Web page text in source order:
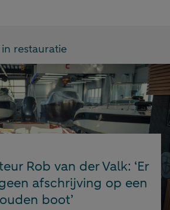
restauratie
Rob van der Valk: ‘Er
afschrijving op een
boot’